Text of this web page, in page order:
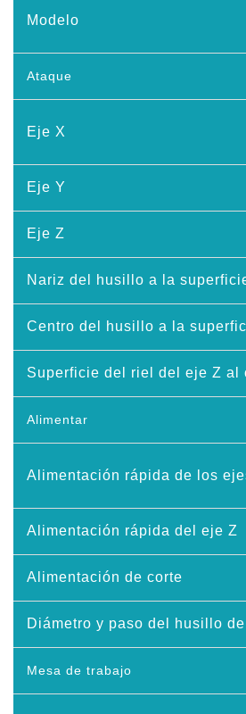
Modelo
Ataque
Eje X
Eje Y
Eje Z
Nariz del husillo a la
Centro del husillo a la
Superficie del riel del eje Z al
Alimentar
Alimentación rápida de los
Alimentación rápida del eje Z
Alimentación de corte
Diámetro y paso del husillo
Mesa de trabajo